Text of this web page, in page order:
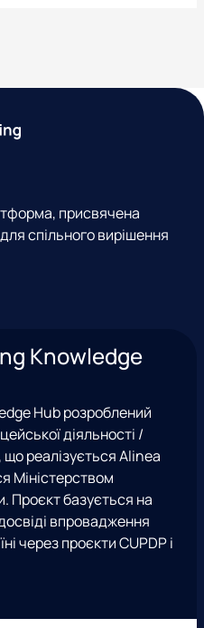
присвячена
спільного вирішення
Knowledge
Hub розроблений
діяльності /
реалізується Alinea
Міністерством
Проєкт базується на
впровадження
через проєкти CUPDP і